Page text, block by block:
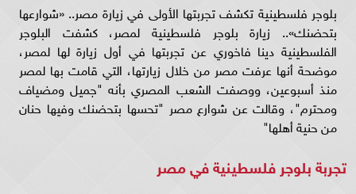
بلوجر فلسطينية تكشف تجربتها الأولى في زيارة مصر.. «شوارعها
بتحضنك».. زيارة بلوجر فلسطينية لمصر، كشفت البلوجر
الفلسطينية دينا فاخوري عن تجربتها في أول زيارة لها لمصر،
موضحة أنها عرفت مصر من خلال زيارتها، التي قامت بها لمصر
منذ أسبوعين، ووصفت الشعب المصري بأنه "جميل ومضياف
ومحترم"، وقالت عن شوارع مصر "تحسها بتحضنك وفيها حنان
من حنية أهلها"
تجربة بلوجر فلسطينية في مصر